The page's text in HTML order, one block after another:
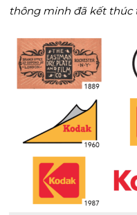
thông minh đã kết thúc